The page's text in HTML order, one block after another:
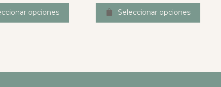
opciones Seleccionar opciones